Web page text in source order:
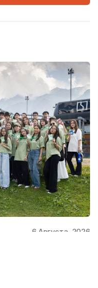
6 Августа, 2026